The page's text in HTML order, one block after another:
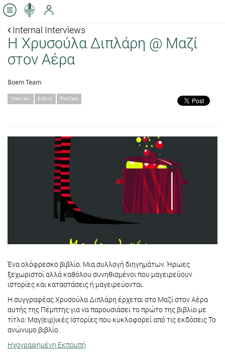
Internal Interviews
Η Χρυσούλα Διπλάρη @ Μαζί
στον Αέρα
Boem Team
Interview βιβλίο PodCast
Ένα ολόφρεσκο βιβλίο. Μια συλλογή διηγημάτων. Ήρωες
ξεχωριστοί αλλά καθόλου συνηθισμένοι που μαγειρεύουν
ιστορίες και καταστάσεις ή μαγειρεύονται.
Η συγγραφέας Χρυσούλα Διπλάρη έρχεται στο Μαζί στον Αέρα
αυτής της Πέμπτης για να παρουσιάσει το πρώτο της βιβλίο με
τίτλο: Μαγ(ειρ)ικές Ιστορίες που κυκλοφορεί από τις εκδόσεις Το
ανώνυμο βιβλίο.
Ηχογραφημένη Εκπομπή